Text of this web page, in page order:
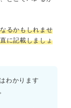
るかもしれませ
に記載しましょ
わかります